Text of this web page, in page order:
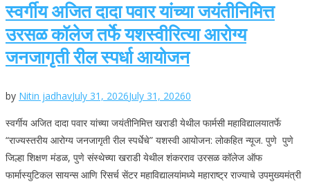
स्वर्गीय अजित दादा पवार यांच्या जयंतीनिमित्त
उरसळ कॉलेज तर्फे यशस्वीरित्या आरोग्य
जनजागृती रील स्पर्धा आयोजन
by Nitin jadhavJuly 31, 2026July 31, 20260
स्वर्गीय अजित दादा पवार यांच्या जयंतीनिमित्त खराडी येथील फार्मसी महाविद्यालयातर्फे
“राज्यस्तरीय आरोग्य जनजागृती रील स्पर्धेचे” यशस्वी आयोजन: लोकहित न्यूज. पुणे पुणे
जिल्हा शिक्षण मंडळ, पुणे संस्थेच्या खराडी येथील शंकरराव उरसळ कॉलेज ऑफ
फार्मास्युटिकल सायन्स आणि रिसर्च सेंटर महाविद्यालयांमध्ये महाराष्ट्र राज्याचे उपमुख्यमंत्री